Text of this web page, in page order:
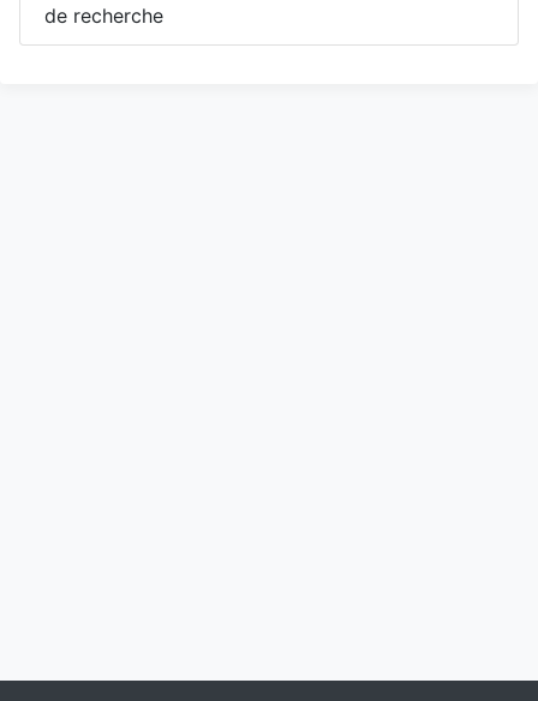
de recherche